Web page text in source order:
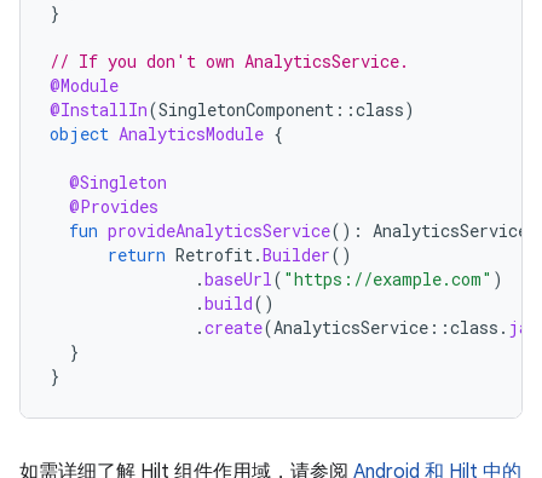
}
// If you don't own AnalyticsService.
@Module
@InstallIn(SingletonComponent ::class)
object AnalyticsModule {
@Singleton
@Provides
fun provideAnalyticsService(): AnalyticsService
return Retrofit.Builder()
.baseUrl( "https://example.com" )
.build()
.create(AnalyticsService ::class .
}
}
如需详细了解 Hilt 组件作用域，请参阅 Android 和 Hilt 中的